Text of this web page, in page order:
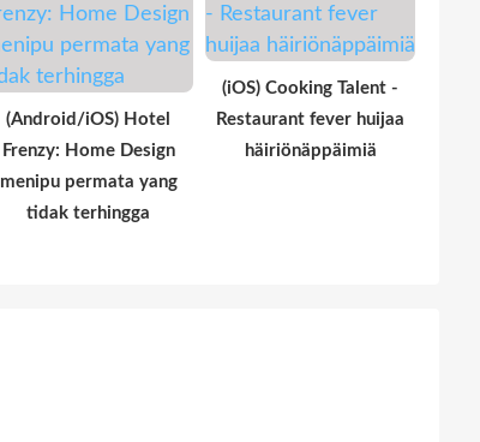
(Android/iOS) Hotel
Frenzy: Home Design
menipu permata yang
tidak terhingga
(iOS) Cooking Talent -
Restaurant fever huijaa
häiriönäppäimiä